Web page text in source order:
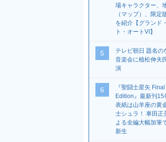
場キャラクター、
（マップ）、限定
を紹介【グランド
ト・オートVI】
5
テレビ朝日 題名の
音楽会に植松伸夫
演
6
『聖闘士星矢 Final
Edition』最新刊15
表紙は山羊座の黄
士シュラ！ 車田正
よる全編大幅加筆
新生